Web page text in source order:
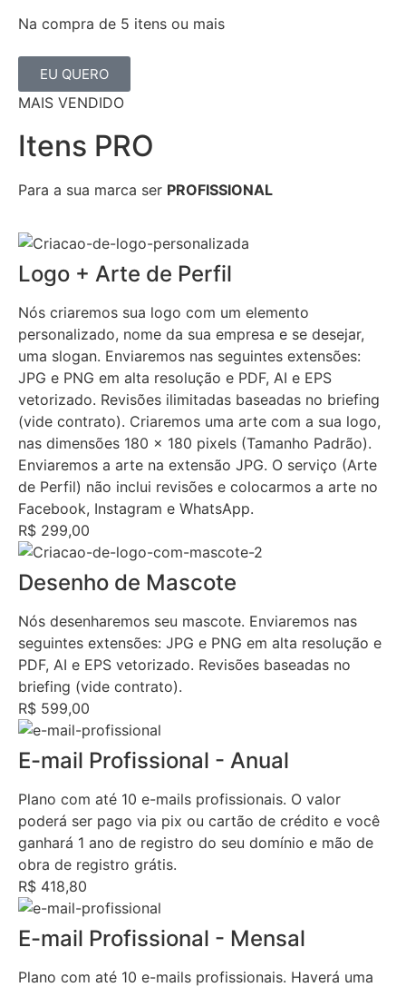
Na compra de 5 itens ou mais
EU QUERO
MAIS VENDIDO
Itens PRO
Para a sua marca ser PROFISSIONAL
Logo + Arte de Perfil
Nós criaremos sua logo com um elemento
personalizado, nome da sua empresa e se desejar,
uma slogan. Enviaremos nas seguintes extensões:
JPG e PNG em alta resolução e PDF, AI e EPS
vetorizado. Revisões ilimitadas baseadas no briefing
(vide contrato). Criaremos uma arte com a sua logo,
nas dimensões 180 x 180 pixels (Tamanho Padrão).
Enviaremos a arte na extensão JPG. O serviço (Arte
de Perfil) não inclui revisões e colocarmos a arte no
Facebook, Instagram e WhatsApp.
R$ 299,00
Desenho de Mascote
Nós desenharemos seu mascote. Enviaremos nas
seguintes extensões: JPG e PNG em alta resolução e
PDF, AI e EPS vetorizado. Revisões baseadas no
briefing (vide contrato).
R$ 599,00
E-mail Profissional - Anual
Plano com até 10 e-mails profissionais. O valor
poderá ser pago via pix ou cartão de crédito e você
ganhará 1 ano de registro do seu domínio e mão de
obra de registro grátis.
R$ 418,80
E-mail Profissional - Mensal
Plano com até 10 e-mails profissionais. Haverá uma